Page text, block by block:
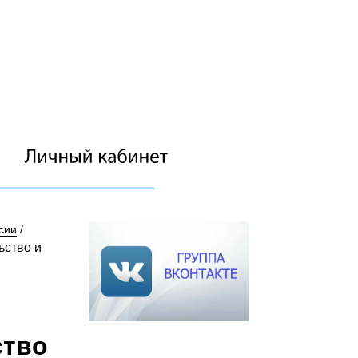
/
и